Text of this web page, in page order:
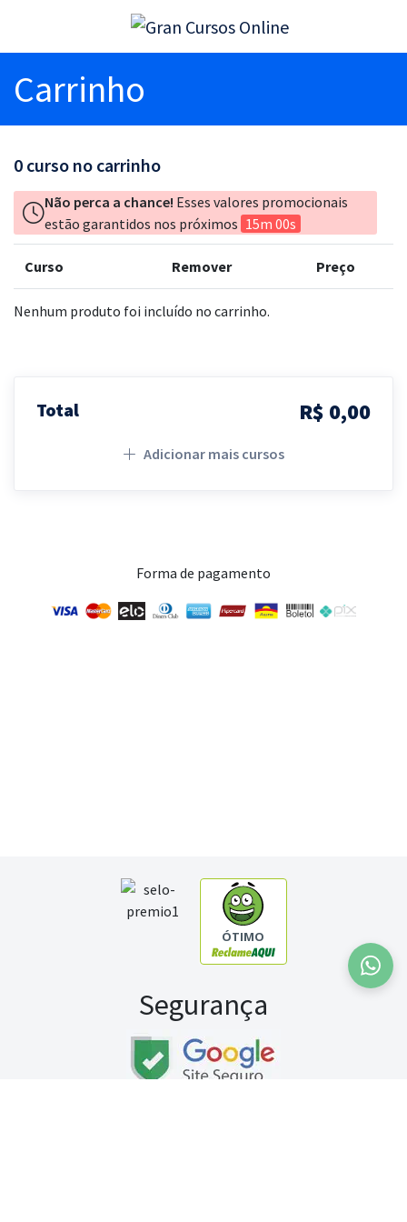
Carrinho
0 curso no carrinho
Não perca a chance! Esses valores promocionais
estão garantidos nos próximos 15m 00s
Curso Remover Preço
Nenhum produto foi incluído no carrinho.
Total R$ 0,00
Adicionar mais cursos
Forma de pagamento
ÓTIMO
Segurança